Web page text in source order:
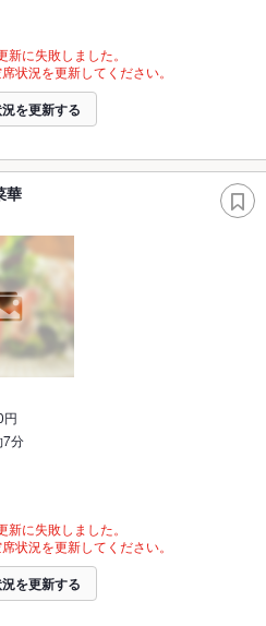
新に失敗しました。
状況を更新してください。
を更新する
華
円
7分
新に失敗しました。
状況を更新してください。
を更新する